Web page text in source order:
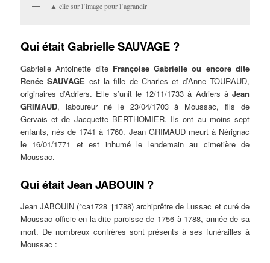
▲ clic sur l’image pour l’agrandir
Qui était Gabrielle SAUVAGE ?
Gabrielle Antoinette dite Françoise Gabrielle ou encore dite
Renée SAUVAGE est la fille de Charles et d’Anne TOURAUD,
originaires d’Adriers. Elle s’unit le 12/11/1733 à Adriers à Jean
GRIMAUD, laboureur né le 23/04/1703 à Moussac, fils de
Gervais et de Jacquette BERTHOMIER. Ils ont au moins sept
enfants, nés de 1741 à 1760. Jean GRIMAUD meurt à Nérignac
le 16/01/1771 et est inhumé le lendemain au cimetière de
Moussac.
Qui était Jean JABOUIN ?
Jean JABOUIN (°ca1728 †1788) archiprêtre de Lussac et curé de
Moussac officie en la dite paroisse de 1756 à 1788, année de sa
mort. De nombreux confrères sont présents à ses funérailles à
Moussac :